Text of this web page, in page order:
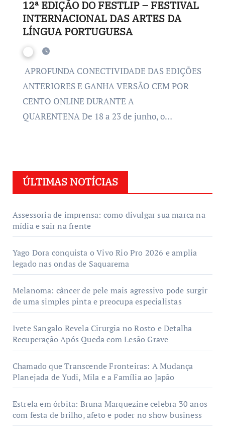
12ª EDIÇÃO DO FESTLIP – FESTIVAL
INTERNACIONAL DAS ARTES DA
LÍNGUA PORTUGUESA
APROFUNDA CONECTIVIDADE DAS EDIÇÕES
ANTERIORES E GANHA VERSÃO CEM POR
CENTO ONLINE DURANTE A
QUARENTENA De 18 a 23 de junho, o…
ÚLTIMAS NOTÍCIAS
Assessoria de imprensa: como divulgar sua marca na
mídia e sair na frente
Yago Dora conquista o Vivo Rio Pro 2026 e amplia
legado nas ondas de Saquarema
Melanoma: câncer de pele mais agressivo pode surgir
de uma simples pinta e preocupa especialistas
Ivete Sangalo Revela Cirurgia no Rosto e Detalha
Recuperação Após Queda com Lesão Grave
Chamado que Transcende Fronteiras: A Mudança
Planejada de Yudi, Mila e a Família ao Japão
Estrela em órbita: Bruna Marquezine celebra 30 anos
com festa de brilho, afeto e poder no show business